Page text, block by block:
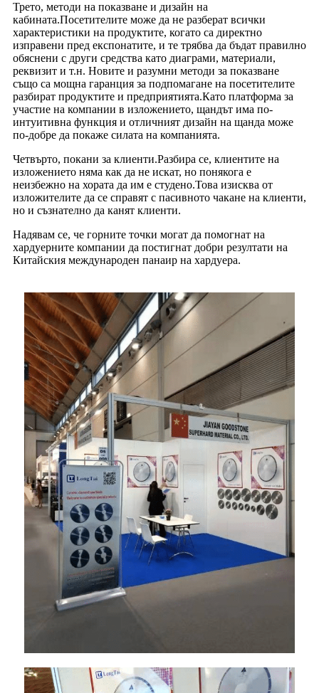
Трето, методи на показване и дизайн на
кабината.Посетителите може да не разберат всички
характеристики на продуктите, когато са директно
изправени пред експонатите, и те трябва да бъдат правилно
обяснени с други средства като диаграми, материали,
реквизит и т.н. Новите и разумни методи за показване
също са мощна гаранция за подпомагане на посетителите
разбират продуктите и предприятията.Като платформа за
участие на компании в изложението, щандът има по-
интуитивна функция и отличният дизайн на щанда може
по-добре да покаже силата на компанията.
Четвърто, покани за клиенти.Разбира се, клиентите на
изложението няма как да не искат, но понякога е
неизбежно на хората да им е студено.Това изисква от
изложителите да се справят с пасивното чакане на клиенти,
но и съзнателно да канят клиенти.
Надявам се, че горните точки могат да помогнат на
хардуерните компании да постигнат добри резултати на
Китайския международен панаир на хардуера.